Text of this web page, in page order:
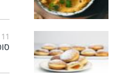
11 דצמבר, 2025